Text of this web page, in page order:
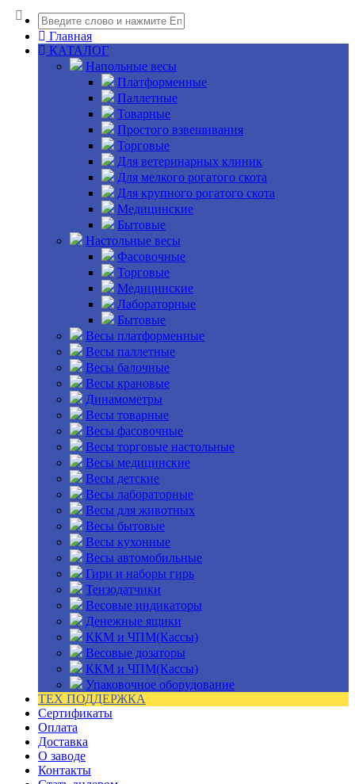
Главная
КАТАЛОГ
Напольные весы
Платформенные
Паллетные
Товарные
Простого взвешивания
Торговые
Для ветеринарных клиник
Для мелкого рогатого скота
Для крупного рогатого скота
Медицинские
Бытовые
Настольные весы
Фасовочные
Торговые
Медицинские
Лабораторные
Бытовые
Весы платформенные
Весы паллетные
Весы балочные
Весы крановые
Динамометры
Весы товарные
Весы фасовочные
Весы торговые настольные
Весы медицинские
Весы детские
Весы лабораторные
Весы для животных
Весы бытовые
Весы кухонные
Весы автомобильные
Гири и наборы гирь
Тензодатчики
Весовые индикаторы
Денежные ящики
ККМ и ЧПМ(Кассы)
Весовые дозаторы
ККМ и ЧПМ(Кассы)
Упаковочное оборудование
ТЕХ ПОДДЕРЖКА
Сертификаты
Оплата
Доставка
О заводе
Контакты